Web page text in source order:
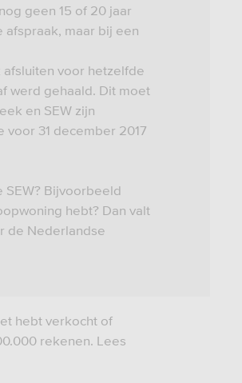
geen 15 of 20 jaar
maar bij een
voor hetzelfde
werd gehaald. Dit moet
en SEW zijn
voor 31 december 2017
Bijvoorbeeld
hebt? Dan valt
de Nederlandse
hebt verkocht of
rekenen. Lees